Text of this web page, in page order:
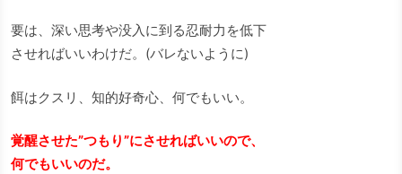
要は、深い思考や没入に到る忍耐力を低下
させればいいわけだ。(バレないように)
餌はクスリ、知的好奇心、何でもいい。
覚醒させた”つもり”にさせればいいので、
何でもいいのだ。